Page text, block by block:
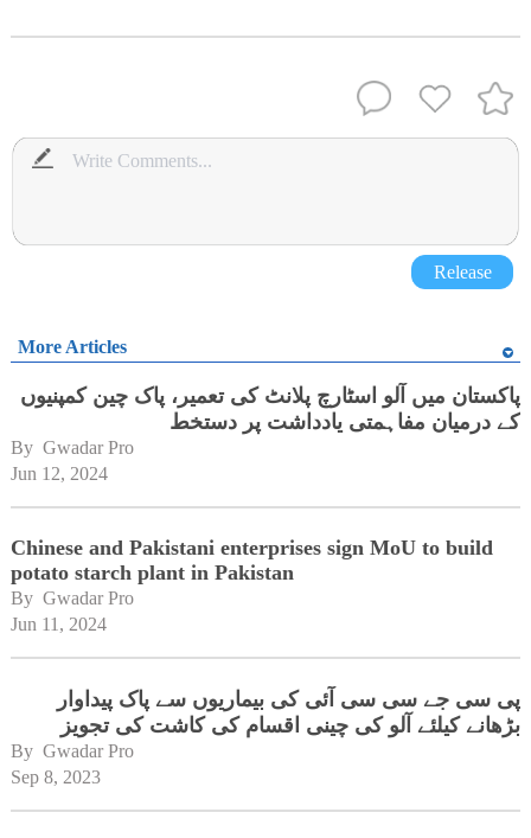
Release
More Articles
پاکستان میں آلو اسٹارچ پلانٹ کی تعمیر، پاک چین کمپنیوں
کے درمیان مفاہمتی یادداشت پر دستخط
By Gwadar Pro
Jun 12, 2024
Chinese and Pakistani enterprises sign MoU to build
potato starch plant in Pakistan
By Gwadar Pro
Jun 11, 2024
پی سی جے سی سی آئی کی بیماریوں سے پاک پیداوار
بڑھانے کیلئے آلو کی چینی اقسام کی کاشت کی تجویز
By Gwadar Pro
Sep 8, 2023